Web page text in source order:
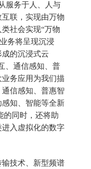
服务于人、人与
联，实现由万物
社会实现“万物
务将呈现沉浸
的沉浸式云
、通信感知、普
务应用为我们描
信感知、普惠智
知、智能等全新
的同时，还将助
入虚拟化的数字
输技术、新型频谱